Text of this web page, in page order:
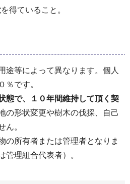
を得ていること。
途等によって異なります。個人
％です。
態で、１０年間維持して頂く契
の形状変更や樹木の伐採、自己
ん。
の所有者または管理者となりま
管理組合代表者）。